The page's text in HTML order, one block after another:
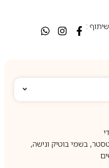
שיתוף :
, בשמי בוטיק ונישה,